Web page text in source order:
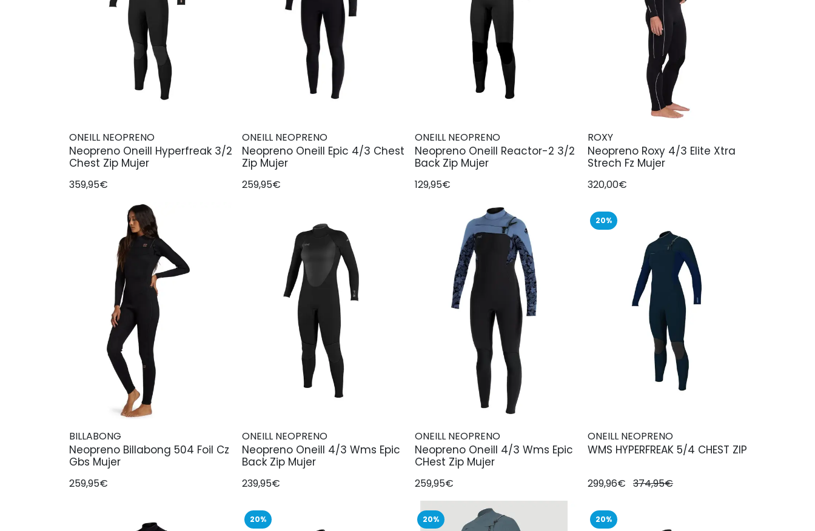
ONEILL NEOPRENO
Neopreno Oneill Hyperfreak 3/2
Chest Zip Mujer
359,95€
ONEILL NEOPRENO
Neopreno Oneill Epic 4/3 Chest
Zip Mujer
259,95€
ONEILL NEOPRENO
Neopreno Oneill Reactor-2 3/2
Back Zip Mujer
129,95€
ROXY
Neopreno Roxy 4/3 Elite Xtra
Strech Fz Mujer
320,00€
BILLABONG
Neopreno Billabong 504 Foil Cz
Gbs Mujer
259,95€
ONEILL NEOPRENO
Neopreno Oneill 4/3 Wms Epic
Back Zip Mujer
239,95€
ONEILL NEOPRENO
Neopreno Oneill 4/3 Wms Epic
CHest Zip Mujer
259,95€
20%
ONEILL NEOPRENO
WMS HYPERFREAK 5/4 CHEST ZIP
299,96€ 374,95€
20% 20% 20%